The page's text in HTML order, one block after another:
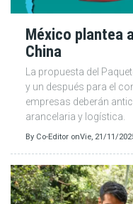
México plantea
China
La propuesta del
y un después para el
empresas deberán
arancelaria y logística.
By Co-Editor onVie, 21/11/